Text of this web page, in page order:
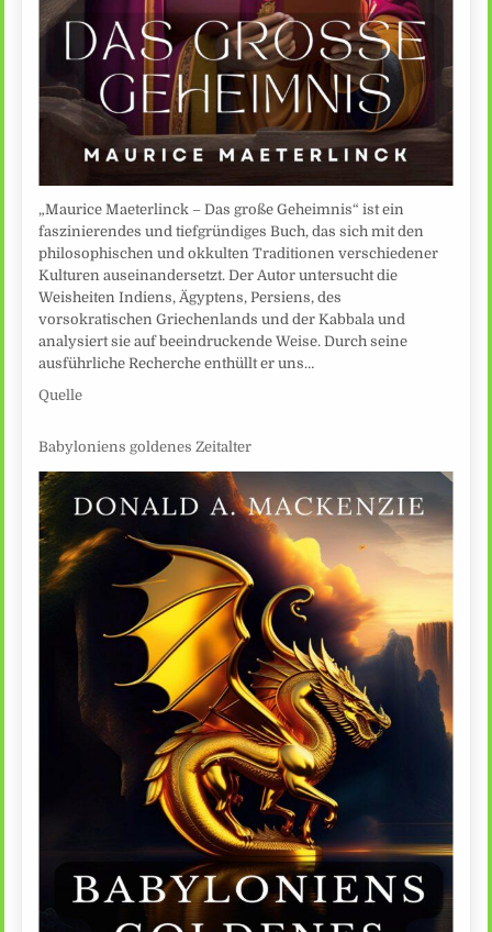
„Maurice Maeterlinck – Das große Geheimnis“ ist ein
faszinierendes und tiefgründiges Buch, das sich mit den
philosophischen und okkulten Traditionen verschiedener
Kulturen auseinandersetzt. Der Autor untersucht die
Weisheiten Indiens, Ägyptens, Persiens, des
vorsokratischen Griechenlands und der Kabbala und
analysiert sie auf beeindruckende Weise. Durch seine
ausführliche Recherche enthüllt er uns…
Quelle
Babyloniens goldenes Zeitalter